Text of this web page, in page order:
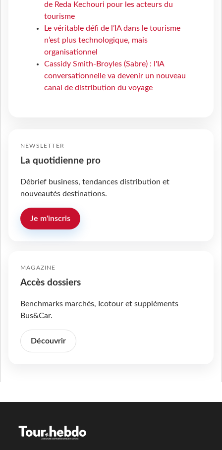
de Reda Kechouri pour les acteurs du
tourisme
Le véritable défi de l’IA dans le tourisme
n’est plus technologique, mais
organisationnel
Cassidy Smith-Broyles (Sabre) : l'IA
conversationnelle va devenir un nouveau
canal de distribution du voyage
NEWSLETTER
La quotidienne pro
Débrief business, tendances distribution et
nouveautés destinations.
Je m'inscris
MAGAZINE
Accès dossiers
Benchmarks marchés, Icotour et suppléments
Bus&Car.
Découvrir